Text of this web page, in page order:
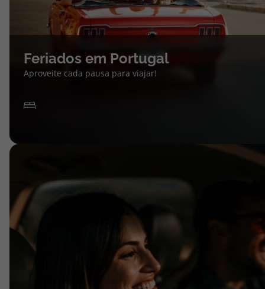
Feriados em Portugal
Aproveite cada pausa para viajar!